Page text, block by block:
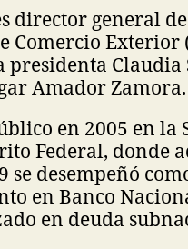
director general
Comercio Exterior
Claudia
Amador Zamora.
en 2005 en la
Federal, donde
desempeñó
en Banco
en deuda